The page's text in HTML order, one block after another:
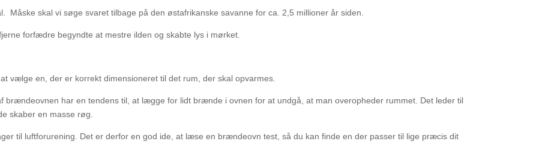
Måske skal vi søge svaret tilbage på den østafrikanske savanne for ca. 2,5 millioner år siden.
forfædre begyndte at mestre ilden og skabte lys i mørket.
vælge en, der er korrekt dimensioneret til det rum, der skal opvarmes.
brændeovnen har en tendens til, at lægge for lidt brænde i ovnen for at undgå, at man overopheder rummet. Det leder til
skaber en masse røg.
til luftforurening. Det er derfor en god ide, at læse en brændeovn test, så du kan finde en der passer til lige præcis dit